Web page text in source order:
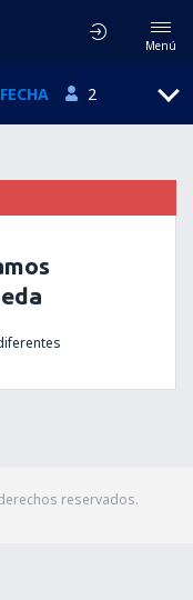
Menú
2
reservados.